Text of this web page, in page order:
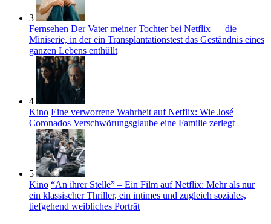
3
Fernsehen Der Vater meiner Tochter bei Netflix — die
Miniserie, in der ein Transplantationstest das Geständnis eines
ganzen Lebens enthüllt
4
Kino Eine verworrene Wahrheit auf Netflix: Wie José
Coronados Verschwörungsglaube eine Familie zerlegt
5
Kino “An ihrer Stelle” – Ein Film auf Netflix: Mehr als nur
ein klassischer Thriller, ein intimes und zugleich soziales,
tiefgehend weibliches Porträt